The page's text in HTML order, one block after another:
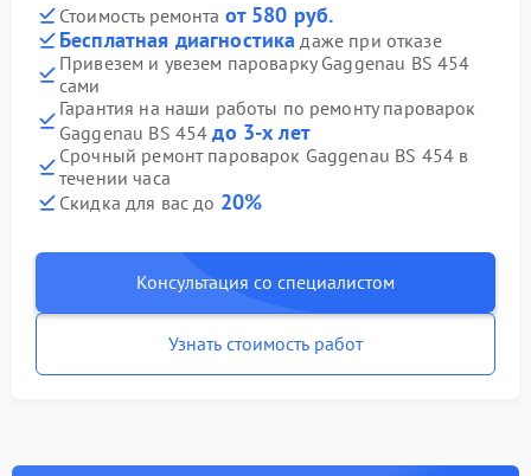
Стоимость ремонта от 580 руб.
Бесплатная диагностика даже при отказе
Привезем и увезем пароварку Gaggenau BS 454
сами
Гарантия на наши работы по ремонту пароварок
Gaggenau BS 454до 3-х лет
Срочный ремонт пароварок Gaggenau BS 454 в
течении часа
Скидка для вас до 20%
Консультация со специалистом
Узнать стоимость работ